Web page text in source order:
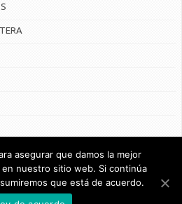
en Internet S.L.
asegurar que damos la mejor
nuestro sitio web. Si continúa
que está de acuerdo.